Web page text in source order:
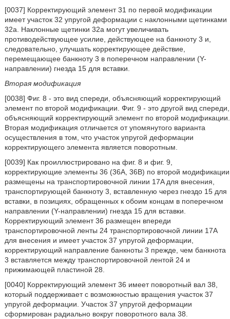
[0037] Корректирующий элемент 31 по первой модификации
имеет участок 32 упругой деформации с наклонными щетинками
32a. Наклонные щетинки 32a могут увеличивать
противодействующее усилие, действующее на банкноту 3 и,
следовательно, улучшать корректирующее действие,
перемещающее банкноту 3 в поперечном направлении (Y-
направлении) гнезда 15 для вставки.
Вторая модификация
[0038] Фиг. 8 - это вид спереди, объясняющий корректирующий
элемент по второй модификации. Фиг. 9 - это другой вид спереди,
объясняющий корректирующий элемент по второй модификации.
Вторая модификация отличается от упомянутого варианта
осуществления в том, что участок упругой деформации
корректирующего элемента является поворотным.
[0039] Как проиллюстрировано на фиг. 8 и фиг. 9,
корректирующие элементы 36 (36A, 36B) по второй модификации
размещены на транспортировочной линии 17A для внесения,
транспортирующей банкноту 3, вставленную через гнездо 15 для
вставки, в позициях, обращенных к обоим концам в поперечном
направлении (Y-направлении) гнезда 15 для вставки.
Корректирующий элемент 36 размещен впереди
транспортировочной ленты 24 транспортировочной линии 17A
для внесения и имеет участок 37 упругой деформации,
корректирующий направление банкноты 3 прежде, чем банкнота
3 вставляется между транспортировочной лентой 24 и
прижимающей пластиной 28.
[0040] Корректирующий элемент 36 имеет поворотный вал 38,
который поддерживает с возможностью вращения участок 37
упругой деформации. Участок 37 упругой деформации
сформирован радиально вокруг поворотного вала 38.